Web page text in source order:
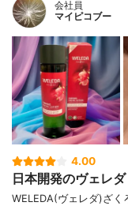
会社員
マイピコブー
4.00
日本開発のヴェレダ
WELEDA(ヴェレダ)ざ